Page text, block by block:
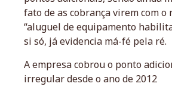
fato de as cobrança virem com o
“aluguel de equipamento
si só, já evidencia má-fé pela ré.
A empresa cobrou o ponto
irregular desde o ano de 2012